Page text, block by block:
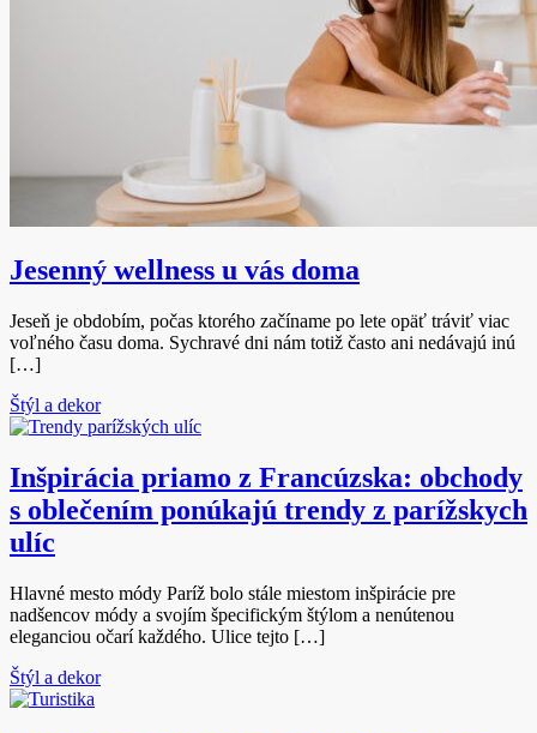
Jesenný wellness u vás doma
Jeseň je obdobím, počas ktorého začíname po lete opäť tráviť viac
voľného času doma. Sychravé dni nám totiž často ani nedávajú inú
[…]
Štýl a dekor
Inšpirácia priamo z Francúzska: obchody
s oblečením ponúkajú trendy z parížskych
ulíc
Hlavné mesto módy Paríž bolo stále miestom inšpirácie pre
nadšencov módy a svojím špecifickým štýlom a nenútenou
eleganciou očarí každého. Ulice tejto […]
Štýl a dekor